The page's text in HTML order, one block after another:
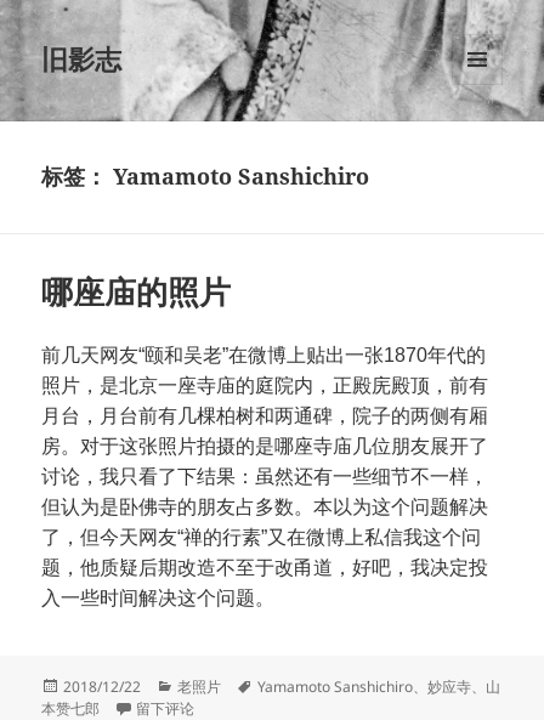
旧影志
菜单和
挂件
标签：Yamamoto Sanshichiro
哪座庙的照片
前几天网友“颐和吴老”在微博上贴出一张1870年代的
照片，是北京一座寺庙的庭院内，正殿庑殿顶，前有
月台，月台前有几棵柏树和两通碑，院子的两侧有厢
房。对于这张照片拍摄的是哪座寺庙几位朋友展开了
讨论，我只看了下结果：虽然还有一些细节不一样，
但认为是卧佛寺的朋友占多数。本以为这个问题解决
了，但今天网友“禅的行素”又在微博上私信我这个问
题，他质疑后期改造不至于改甬道，好吧，我决定投
入一些时间解决这个问题。
发
布
2018/12/22
分
类
老照片
标
Yamamoto Sanshichiro、妙应寺、 山
本赞七郎
于哪座庙的照片
留下评论